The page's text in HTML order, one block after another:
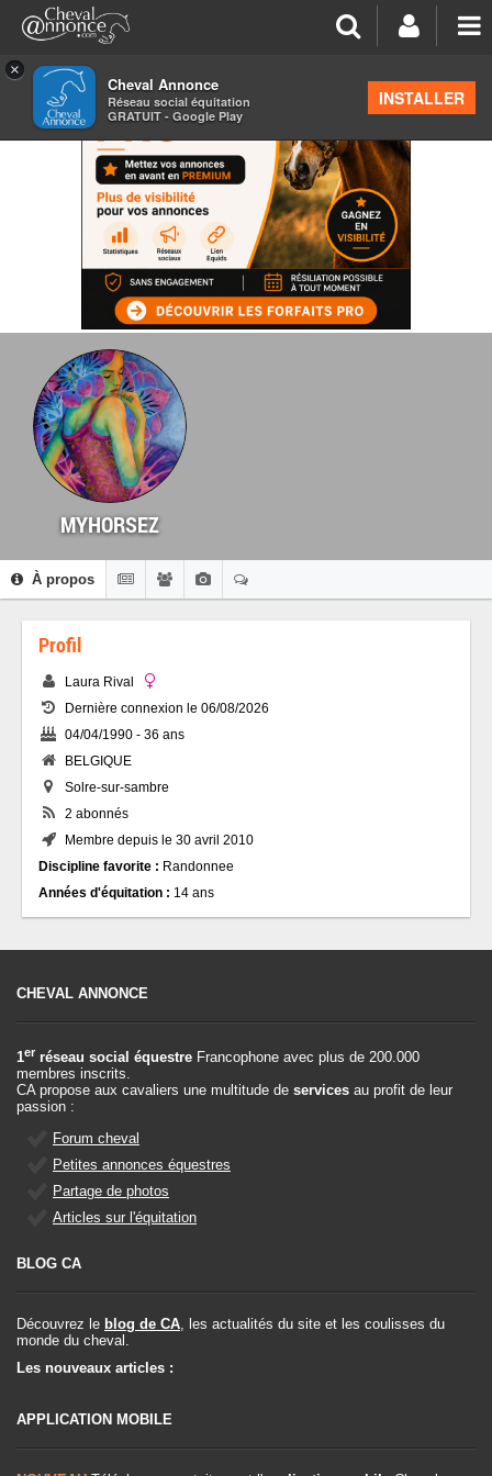
×
Cheval Annonce
Réseau social équitation
GRATUIT - Google Play
INSTALLER
MYHORSEZ
À propos
Profil
Laura Rival
Dernière connexion le 06/08/2026
04/04/1990 - 36 ans
BELGIQUE
Solre-sur-sambre
2 abonnés
Membre depuis le 30 avril 2010
Discipline favorite : Randonnee
Années d'équitation : 14 ans
CHEVAL ANNONCE
1er réseau social équestre Francophone avec plus de 200.000
membres inscrits.
CA propose aux cavaliers une multitude de services au profit de leur
passion :
Forum cheval
Petites annonces équestres
Partage de photos
Articles sur l'équitation
BLOG CA
Découvrez le blog de CA, les actualités du site et les coulisses du
monde du cheval.
Les nouveaux articles :
APPLICATION MOBILE